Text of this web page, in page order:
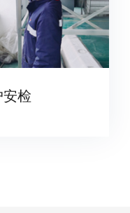
安检